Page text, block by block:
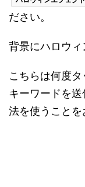
ださい。
背景にハロウィ
こちらは何度
キーワードを
法を使うことを